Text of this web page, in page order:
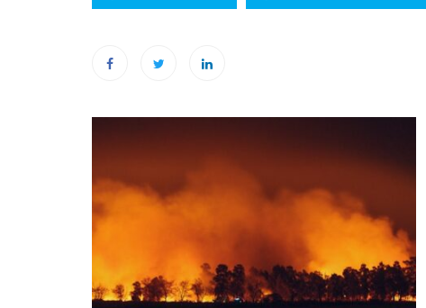
de
l’article